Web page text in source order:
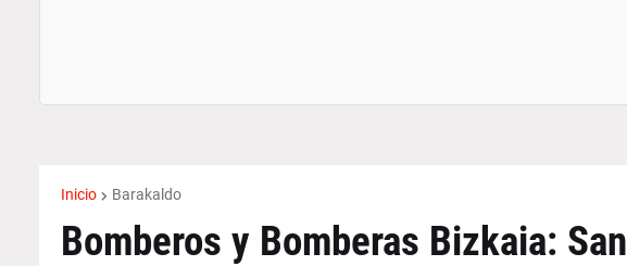
Inicio Barakaldo
Bomberos y Bomberas Bizkaia: